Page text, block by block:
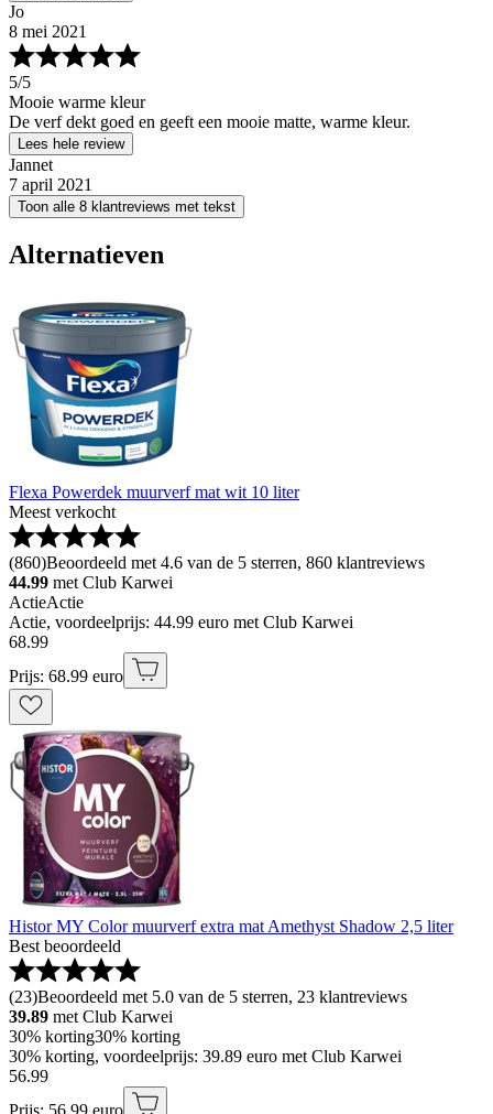
Jo
8 mei 2021
5/5
Mooie warme kleur
De verf dekt goed en geeft een mooie matte, warme kleur.
Lees hele review
Jannet
7 april 2021
Toon alle 8 klantreviews met tekst
Alternatieven
Flexa Powerdek muurverf mat wit 10 liter
Meest verkocht
(860)Beoordeeld met 4.6 van de 5 sterren, 860 klantreviews
44.99 met Club Karwei
ActieActie
Actie, voordeelprijs: 44.99 euro met Club Karwei
68.99
Prijs: 68.99 euro
Histor MY Color muurverf extra mat Amethyst Shadow 2,5 liter
Best beoordeeld
(23)Beoordeeld met 5.0 van de 5 sterren, 23 klantreviews
39.89 met Club Karwei
30% korting30% korting
30% korting, voordeelprijs: 39.89 euro met Club Karwei
56.99